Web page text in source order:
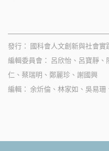
發行
國科會人文創新與社會實
編輯委員會
呂欣怡、呂寶靜、
仁、蔡瑞明、鄭麗珍、謝國興
編輯
余炘倫、林家如、吳易珊